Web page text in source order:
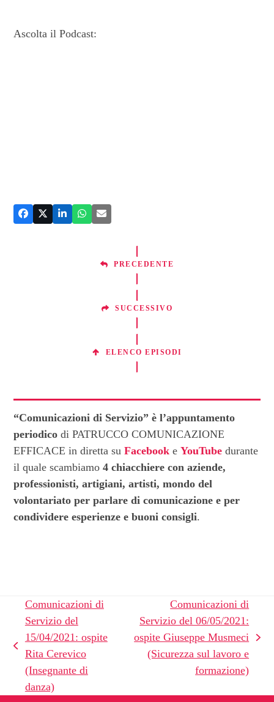
Ascolta il Podcast:
PRECEDENTE
SUCCESSIVO
ELENCO EPISODI
“Comunicazioni di Servizio” è l’appuntamento
periodicodi PATRUCCO COMUNICAZIONE
EFFICACE in diretta suFacebook eYouTube durante
il quale scambiamo4 chiacchiere con aziende,
professionisti, artigiani, artisti, mondo del
volontariato per parlare di comunicazione e per
condividere esperienze e buoni consigli.
post
precedente:
Comunicazioni di
Servizio del
15/04/2021: ospite
Rita Cerevico
(Insegnante di
danza)
articolo
successivo:
Comunicazioni di
Servizio del 06/05/2021:
ospite Giuseppe Musmeci
(Sicurezza sul lavoro e
formazione)